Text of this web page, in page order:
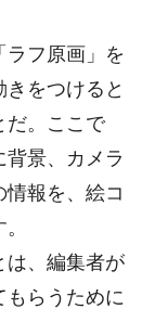
ラフ原画」を
をつけると
だ。ここで
背景、カメラ
報を、絵コ
は、編集者が
もらうために